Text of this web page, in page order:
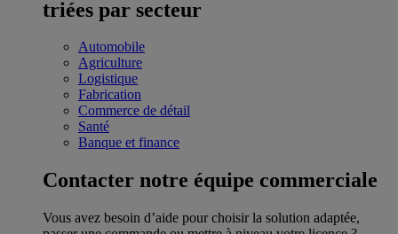
triées par secteur
Automobile
Agriculture
Logistique
Fabrication
Commerce de détail
Santé
Banque et finance
Contacter notre équipe commerciale
Vous avez besoin d’aide pour choisir la solution adaptée,